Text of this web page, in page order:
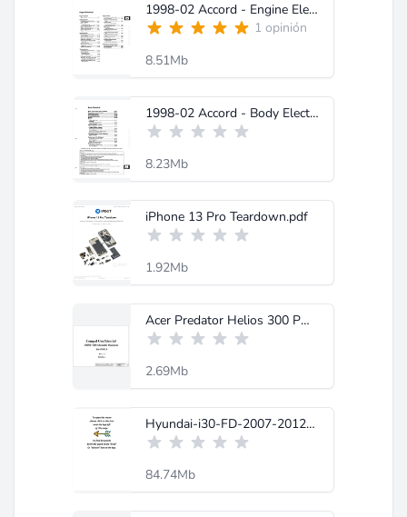
1998-02 Accord - Engine Electrical _ PDF Free Online.pdf
1 opinión
8.51Mb
1998-02 Accord - Body Electrical V6 _ PDF Free Online.pdf
8.23Mb
iPhone 13 Pro Teardown.pdf
1.92Mb
Acer Predator Helios 300 PH315-51_PH317-52 Compal DH63F LA-F991P Rev.1C.pdf
2.69Mb
Hyundai-i30-FD-2007-2012-factory-service-manual.pdf
84.74Mb